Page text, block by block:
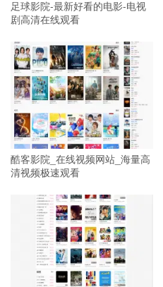
足球影院-最新好看的电影-电视
剧高清在线观看
酷客影院_在线视频网站_海量高
清视频极速观看